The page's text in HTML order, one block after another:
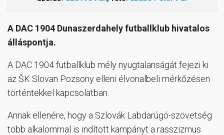
A DAC 1904 Dunaszerdahely futballklub hivatalos
álláspontja.
A DAC 1904 futballklub mély nyugtalanságát fejezi ki
az ŠK Slovan Pozsony elleni élvonalbeli mérkőzésen
történtekkel kapcsolatban.
Annak ellenére, hogy a Szlovák Labdarúgó-szövetség
több alkalommal is indított kampányt a rasszizmus